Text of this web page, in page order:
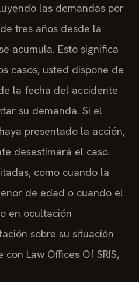
las demandas por
tres años desde la
acumula. Esto significa
casos, usted dispone de
la fecha del accidente
su demanda. Si el
presentado la acción,
desestimará el caso.
como cuando la
de edad o cuando el
en ocultación
sobre su situación
Law Offices Of SRIS,